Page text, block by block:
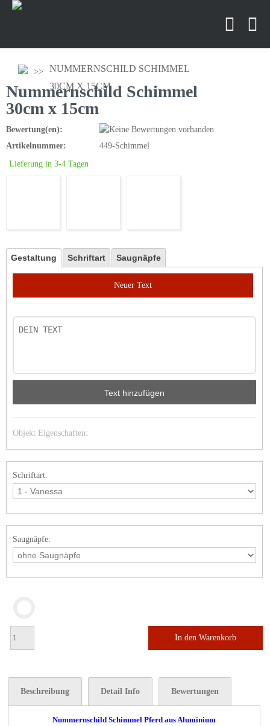
NUMMERNSCHILD SCHIMMEL
30CM X 15CM
Nummernschild Schimmel
30cm x 15cm
Bewertung(en):
Artikelnummer:
449-Schimmel
Lieferung in 3-4 Tagen
Gestaltung Schriftart Saugnäpfe
Neuer Text
Text hinzufügen
Objekt Eigenschaften:
Schriftart:
Saugnäpfe:
In den Warenkorb
Beschreibung Detail Info Bewertungen
Nummernschild Schimmel Pferd aus Aluminium